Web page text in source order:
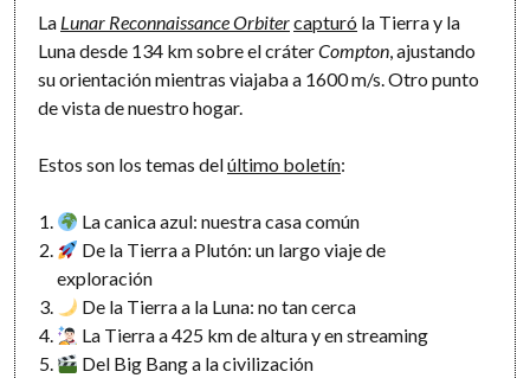
La Lunar Reconnaissance Orbitercapturó la Tierra y la
Luna desde 134 km sobre el cráterCompton, ajustando
su orientación mientras viajaba a 1600 m/s. Otro punto
de vista de nuestro hogar.
Estos son los temas delúltimo boletín:
La canica azul: nuestra casa común
De la Tierra a Plutón: un largo viaje de
exploración
De la Tierra a la Luna: no tan cerca
La Tierra a 425 km de altura y en streaming
Del Big Bang a la civilización